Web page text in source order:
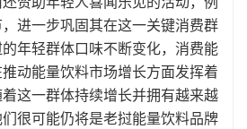
进一步巩固其在这一关键消费群
年轻群体口味不断变化，消费能
动能量饮料市场增长方面发挥着
这一群体持续增长并拥有越来越
很可能仍将是老挝能量饮料品牌